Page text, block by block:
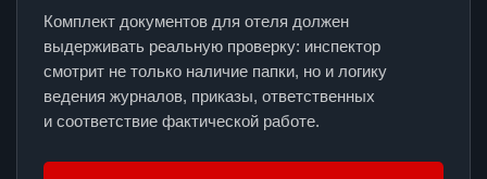
Комплект документов для отеля должен
выдерживать реальную проверку: инспектор
смотрит не только наличие папки, но и логику
ведения журналов, приказы, ответственных
и соответствие фактической работе.